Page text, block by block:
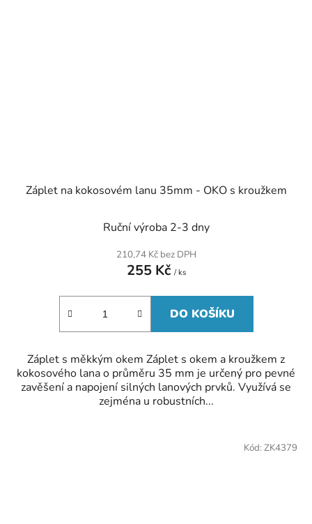
Záplet na kokosovém lanu 35mm - OKO s kroužkem
Ruční výroba 2-3 dny
210,74 Kč bez DPH
255 Kč / ks
DO KOŠÍKU
Záplet s měkkým okem Záplet s okem a kroužkem z
kokosového lana o průměru 35 mm je určený pro pevné
zavěšení a napojení silných lanových prvků. Využívá se
zejména u robustních...
Kód: ZK4379